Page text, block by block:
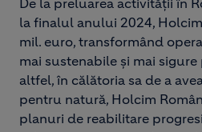
De la preluarea activității în
la finalul anului 2024,
mil. euro, transformând
mai sustenabile și mai
altfel, în călătoria sa de a
pentru natură, Holcim
planuri de reabilitare